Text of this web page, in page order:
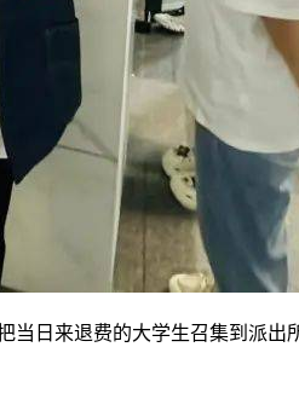
日来退费的大学生召集到派